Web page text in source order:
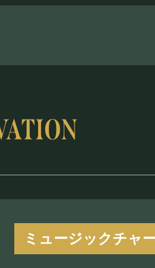
ミュージックチャ